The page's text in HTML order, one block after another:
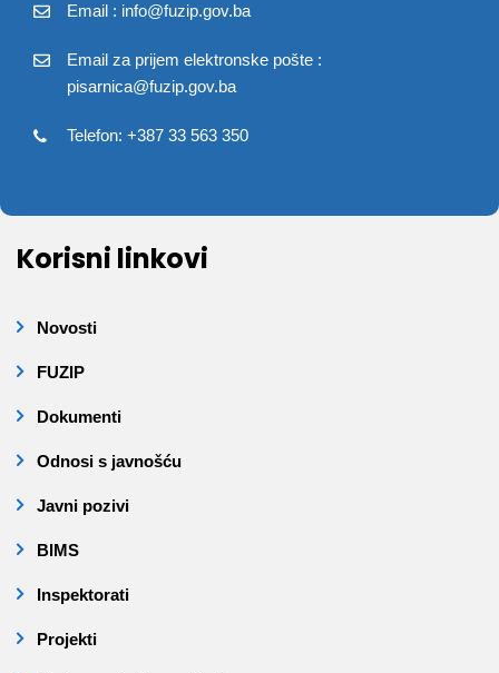
Email : info@fuzip.gov.ba
Email za prijem elektronske pošte :
pisarnica@fuzip.gov.ba
Telefon: +387 33 563 350
Korisni linkovi
Novosti
FUZIP
Dokumenti
Odnosi s javnošću
Javni pozivi
BIMS
Inspektorati
Projekti